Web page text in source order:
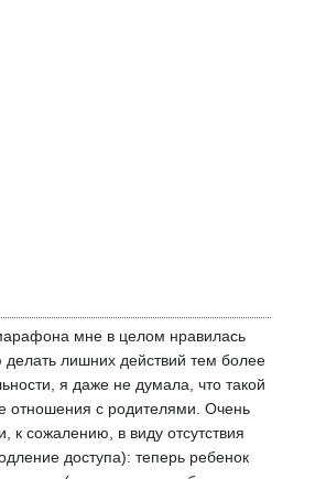
мне в целом нравилась
лишних действий тем более
я даже не думала, что такой
отношения с родителями. Очень
к сожалению, в виду отсутствия
доступа): теперь ребенок